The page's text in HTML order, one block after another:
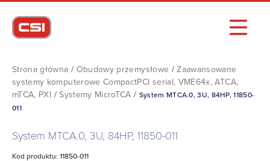
Strona główna / Obudowy przemysłowe /Zaawansowane
systemy komputerowe CompactPCI serial, VME64x, ATCA,
mTCA, PXI /Systemy MicroTCA / System MTCA.0, 3U, 84HP, 11850-
011
System MTCA.0, 3U, 84HP, 11850-011
Kod produktu: 11850-011